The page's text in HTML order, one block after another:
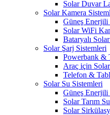
Solar Duvar
Solar Kamera
Güneş Enerjili
Solar WiFi
Bataryalı
Solar Şarj Sistemleri
Powerbank &
Araç için
Telefon &
Solar Su Sistemleri
Güneş Enerjili
Solar Tarım
Solar